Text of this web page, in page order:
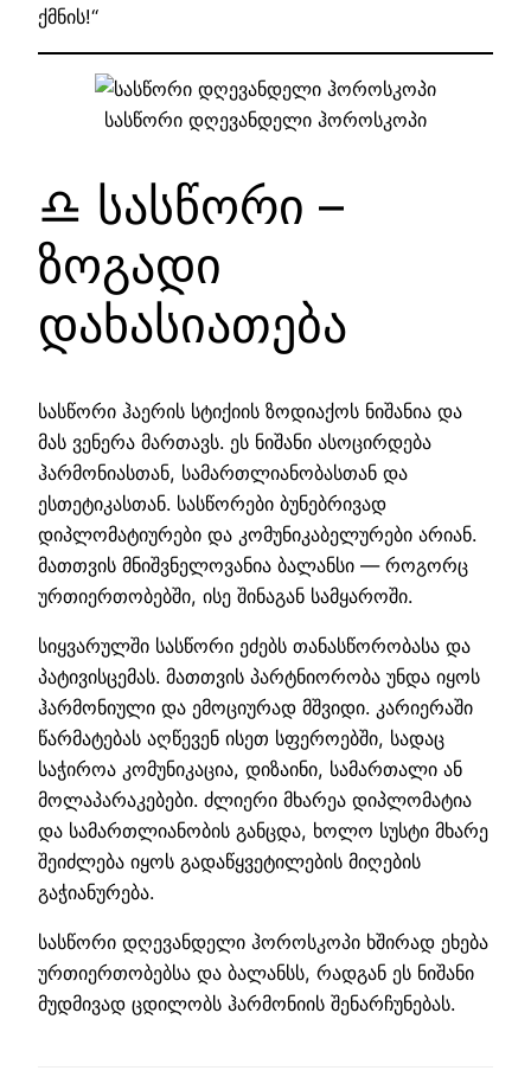
ქმნის!“
სასწორი დღევანდელი ჰოროსკოპი
♎ სასწორი –
ზოგადი
დახასიათება
სასწორი ჰაერის სტიქიის ზოდიაქოს ნიშანია და
მას ვენერა მართავს. ეს ნიშანი ასოცირდება
ჰარმონიასთან, სამართლიანობასთან და
ესთეტიკასთან. სასწორები ბუნებრივად
დიპლომატიურები და კომუნიკაბელურები არიან.
მათთვის მნიშვნელოვანია ბალანსი — როგორც
ურთიერთობებში, ისე შინაგან სამყაროში.
სიყვარულში სასწორი ეძებს თანასწორობასა და
პატივისცემას. მათთვის პარტნიორობა უნდა იყოს
ჰარმონიული და ემოციურად მშვიდი. კარიერაში
წარმატებას აღწევენ ისეთ სფეროებში, სადაც
საჭიროა კომუნიკაცია, დიზაინი, სამართალი ან
მოლაპარაკებები. ძლიერი მხარეა დიპლომატია
და სამართლიანობის განცდა, ხოლო სუსტი მხარე
შეიძლება იყოს გადაწყვეტილების მიღების
გაჭიანურება.
სასწორი დღევანდელი ჰოროსკოპი ხშირად ეხება
ურთიერთობებსა და ბალანსს, რადგან ეს ნიშანი
მუდმივად ცდილობს ჰარმონიის შენარჩუნებას.